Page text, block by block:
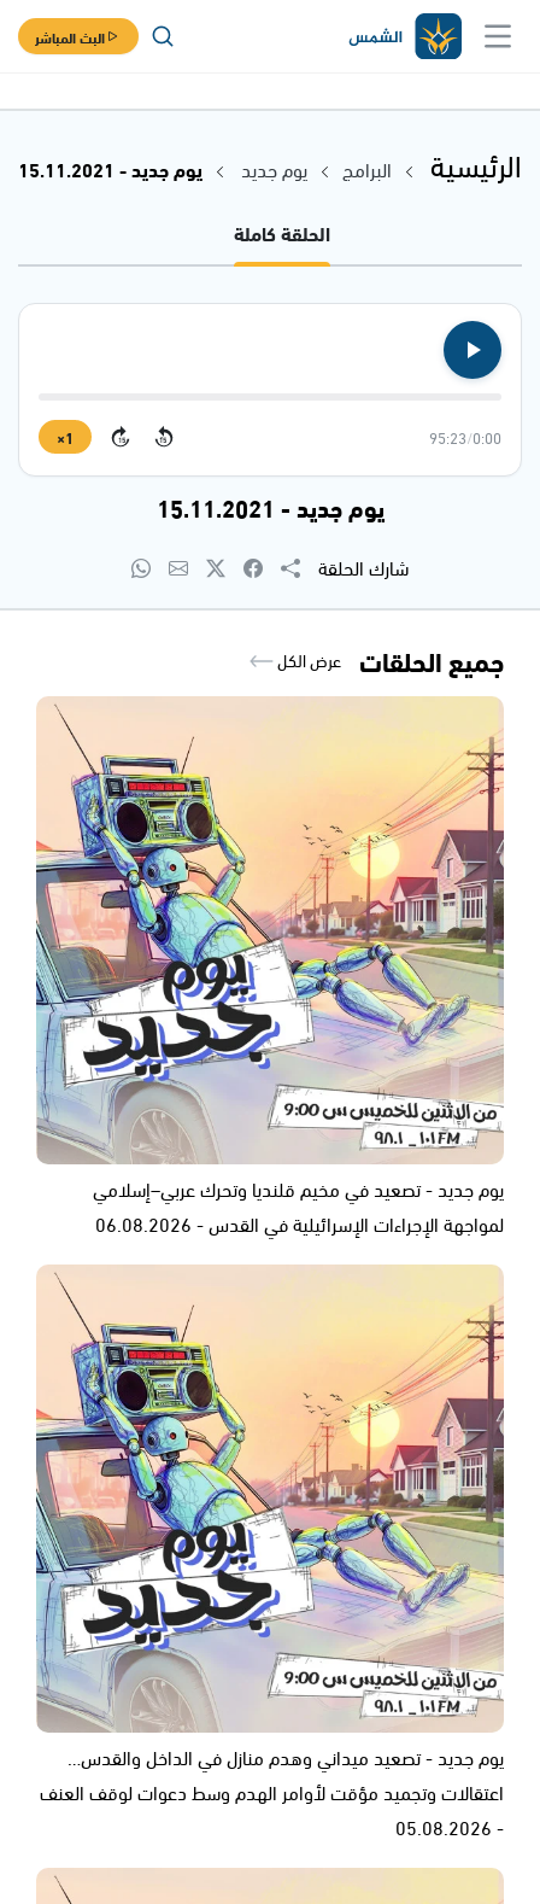
البث المباشر
الرئيسية البرامج يوم جديد
يوم جديد - 15.11.2021
الحلقة كاملة
0:00
/
95:23
15
15
1×
يوم جديد - 15.11.2021
شارك الحلقة
جميع الحلقات عرض الكل
يوم جديد - تصعيد في مخيم قلنديا وتحرك عربي–إسلامي
لمواجهة الإجراءات الإسرائيلية في القدس - 06.08.2026
يوم جديد - تصعيد ميداني وهدم منازل في الداخل والقدس…
اعتقالات وتجميد مؤقت لأوامر الهدم وسط دعوات لوقف العنف
- 05.08.2026